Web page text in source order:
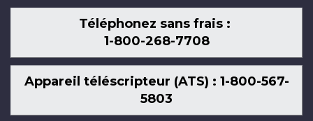
Téléphonez sans frais :
1-800-268-7708
Appareil téléscripteur (ATS) : 1-800-567-
5803